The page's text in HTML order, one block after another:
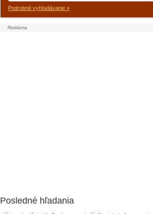
Podrobné vyhľadávanie »
Posledné hľadania